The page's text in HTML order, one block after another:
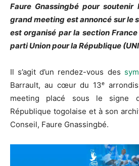
Faure Gnassingbé pour
grand meeting est annoncé sur le
est organisé par la section France
parti Union pour la République
Il s’agit d’un rendez-vous des
Barrault, au cœur du 13ᵉ
meeting placé sous le signe
République togolaise et à son
Conseil, Faure Gnassingbé.